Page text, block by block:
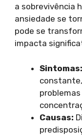
a sobrevivência
ansiedade se
pode se
impacta
Sintomas:
Causas: